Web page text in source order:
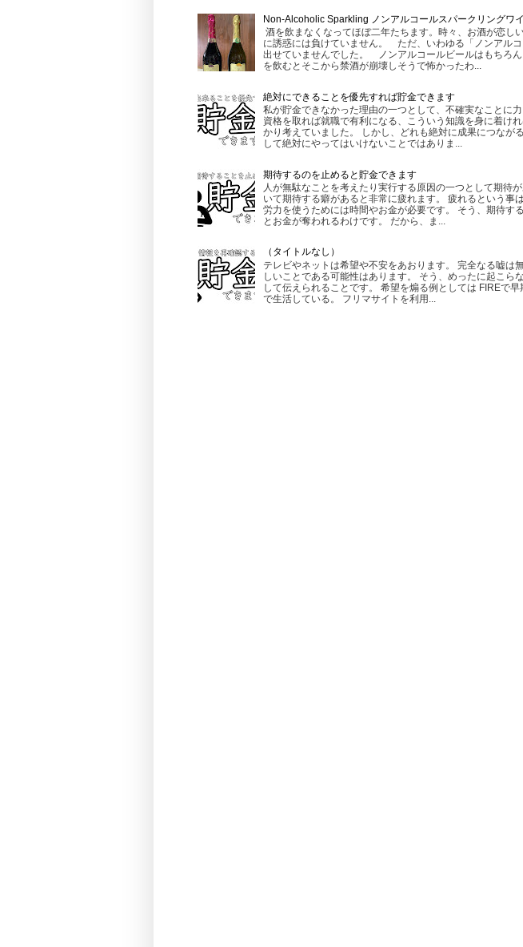
Non-Alcoholic Sparkling ノンアルコールスパークリングワ
酒を飲まなくなってほぼ二年たちます。時々、お酒が恋し
に誘惑には負けていません。 ただ、いわゆる「ノンアル
出せていませんでした。 ノンアルコールビールはもちろ
を飲むとそこから禁酒が崩壊しそうで怖かったわ...
絶対にできることを優先すれば貯金できます
私が貯金できなかった理由の一つとして、不確実なことに
資格を取れば就職で有利になる、こういう知識を身に着け
かり考えていました。 しかし、どれも絶対に成果につなが
して絶対にやってはいけないことではありま...
期待するのを止めると貯金できます
人が無駄なことを考えたり実行する原因の一つとして期待
いて期待する癖があると非常に疲れます。 疲れるという事
労力を使うためには時間やお金が必要です。 そう、期待す
とお金が奪われるわけです。 だから、ま...
（タイトルなし）
テレビやネットは希望や不安をあおります。 完全なる嘘は
しいことである可能性はあります。 そう、めったに起こら
して伝えられることです。 希望を煽る例としては FIREで
で生活している。 フリマサイトを利用...